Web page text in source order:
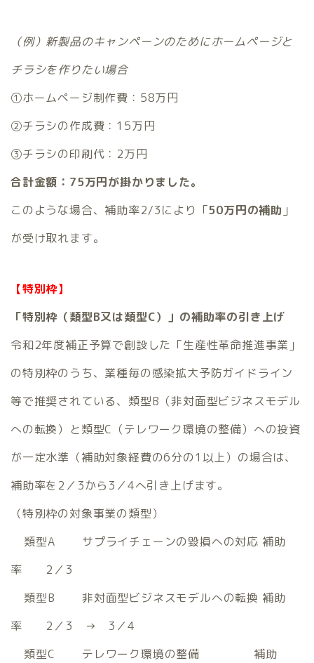
（例）新製品のキャンペーンのためにホームページと
チラシを作りたい場合
①ホームページ制作費：58万円
②チラシの作成費：15万円
③チラシの印刷代：2万円
合計金額：75万円が掛かりました。
このような場合、補助率2/3により「50万円の補助 」
が受け取れます。
【特別枠】
「特別枠（類型B又は類型C）」の補助率の引き上げ
令和2年度補正予算で創設した「生産性革命推進事業」
の特別枠のうち、業種毎の感染拡大予防ガイドライン
等で推奨されている、類型B（非対面型ビジネスモデル
への転換）と類型C（テレワーク環境の整備）への投資
が一定水準（補助対象経費の6分の1以上）の場合は、
補助率を2／3から3／4へ引き上げます。
（特別枠の対象事業の類型）
類型A サプライチェーンの毀損への対応 補助
率 2／3
類型B 非対面型ビジネスモデルへの転換 補助
率 2／3 → 3／4
類型C テレワーク環境の整備 補助